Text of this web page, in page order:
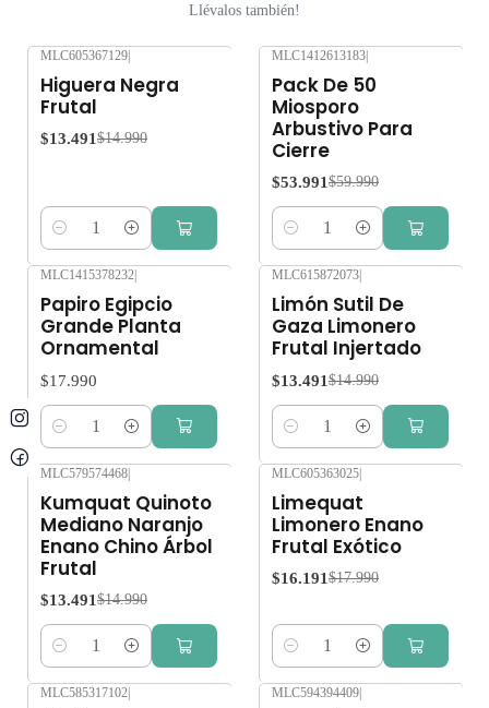
Llévalos también!
MLC605367129|
Higuera Negra
Frutal
$13.491 $14.990
Cantidad
MLC1412613183|
Pack De 50
Miosporo
Arbustivo Para
Cierre
$53.991 $59.990
Cantidad
MLC1415378232
Papiro Egipcio
Grande Planta
Ornamental
$17.990
Cantidad
MLC615872073
Limón Sutil De
Gaza Limonero
Frutal Injertado
$13.491 $14.990
Cantidad
MLC579574468|
Kumquat Quinoto
Mediano Naranjo
Enano Chino Árbol
Frutal
$13.491 $14.990
Cantidad
MLC605363025|
Limequat
Limonero Enano
Frutal Exótico
$16.191 $17.990
Cantidad
MLC585317102 MLC594394409